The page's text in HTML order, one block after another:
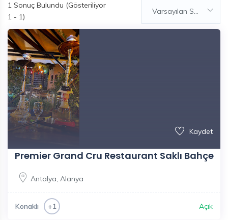
1 Sonuç Bulundu (Gösteriliyor
1 - 1)
Varsayılan Sıralama
Kaydet
Premier Grand Cru Restaurant Saklı Bahçe
Antalya, Alanya
Konaklı +1 Açık